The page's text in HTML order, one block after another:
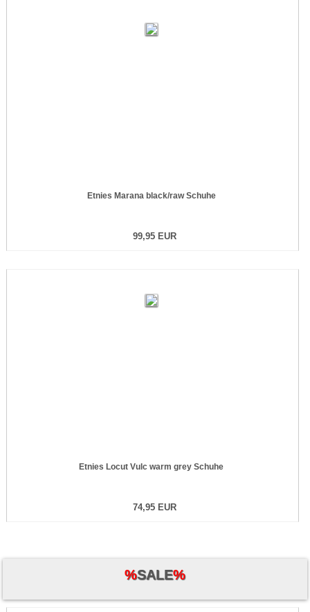
Etnies Marana black/raw Schuhe
99,95 EUR
Etnies Locut Vulc warm grey Schuhe
74,95 EUR
%SALE%